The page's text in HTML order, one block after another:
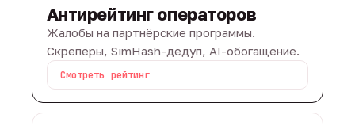
Антирейтинг операторов
Жалобы на партнёрские программы.
Скреперы, SimHash-дедуп, AI-обогащение.
Смотреть рейтинг